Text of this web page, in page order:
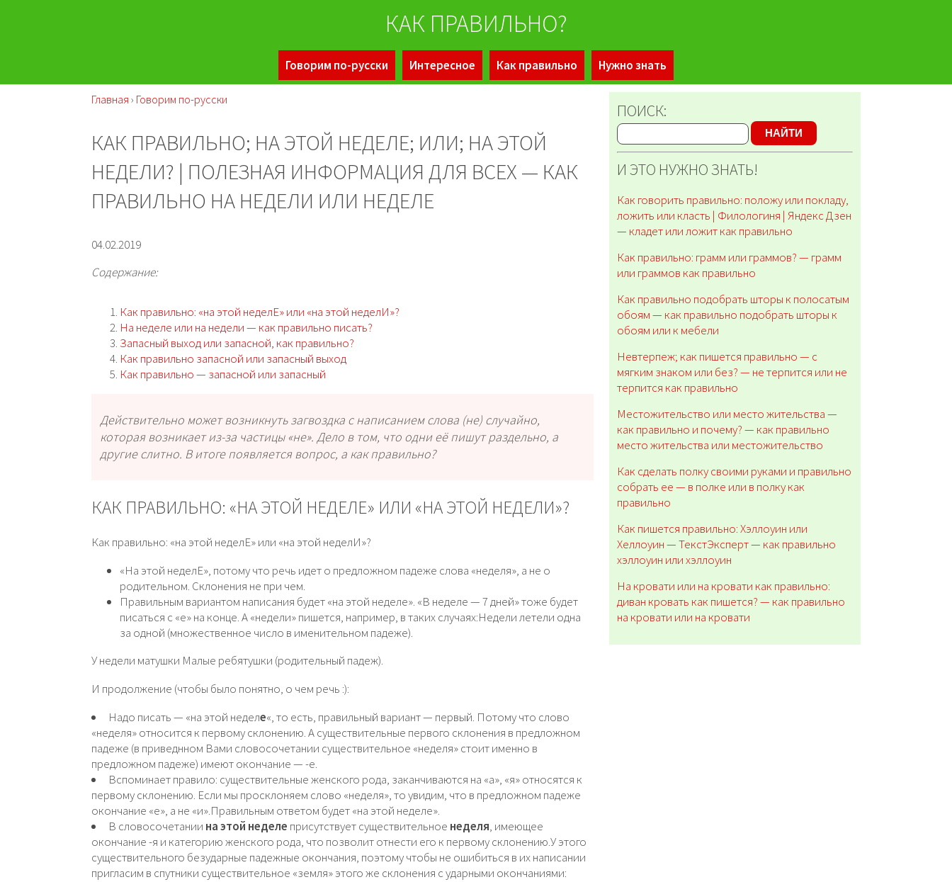
КАК ПРАВИЛЬНО?
Говорим по-русски Интересное Как правильно Нужно знать
Главная › Говорим по-русски
КАК ПРАВИЛЬНО; НА ЭТОЙ НЕДЕЛЕ; ИЛИ; НА ЭТОЙ
НЕДЕЛИ? | ПОЛЕЗНАЯ ИНФОРМАЦИЯ ДЛЯ ВСЕХ — КАК
ПРАВИЛЬНО НА НЕДЕЛИ ИЛИ НЕДЕЛЕ
04.02.2019
Содержание:
Как правильно: «на этой неделЕ» или «на этой неделИ»?
На неделе или на недели — как правильно писать?
Запасный выход или запасной, как правильно?
Как правильно запасной или запасный выход
Как правильно — запасной или запасный
Действительно может возникнуть загвоздка с написанием слова (не) случайно,
которая возникает из-за частицы «не». Дело в том, что одни её пишут раздельно, а
другие слитно. В итоге появляется вопрос, а как правильно?
КАК ПРАВИЛЬНО: «НА ЭТОЙ НЕДЕЛЕ» ИЛИ «НА ЭТОЙ НЕДЕЛИ»?
Как правильно: «на этой неделЕ» или «на этой неделИ»?
«На этой неделЕ», потому что речь идет о предложном падеже слова «неделя», а не о
родительном. Склонения не при чем.
Правильным вариантом написания будет «на этой неделе». «В неделе — 7 дней» тоже будет
писаться с «е» на конце. А «недели» пишется, например, в таких случаях:Недели летели одна
за одной (множественное число в именительном падеже).
У недели матушки Малые ребятушки (родительный падеж).
И продолжение (чтобы было понятно, о чем речь :):
Надо писать — «на этой неделе«, то есть, правильный вариант — первый. Потому что слово
«неделя» относится к первому склонению. А существительные первого склонения в предложном
падеже (в приведнном Вами словосочетании существительное «неделя» стоит именно в
предложном падеже) имеют окончание — -е.
Вспоминает правило: существительные женского рода, заканчиваются на «а», «я» относятся к
первому склонению. Если мы просклоняем слово «неделя», то увидим, что в предложном падеже
окончание «е», а не «и».Правильным ответом будет «на этой неделе».
В словосочетании на этой неделе присутствует существительное неделя, имеющее
окончание -я и категорию женского рода, что позволит отнести его к первому склонению.У этого
существительного безударные падежные окончания, поэтому чтобы не ошибиться в их написании
пригласим в спутники существительное «земля» этого же склонения с ударными окончаниями:
ПОИСК:
НАЙТИ
И ЭТО НУЖНО ЗНАТЬ!
Как говорить правильно: положу или покладу,
ложить или класть | Филологиня | Яндекс Дзен
— кладет или ложит как правильно
Как правильно: грамм или граммов? — грамм
или граммов как правильно
Как правильно подобрать шторы к полосатым
обоям — как правильно подобрать шторы к
обоям или к мебели
Невтерпеж; как пишется правильно — с
мягким знаком или без? — не терпится или не
терпится как правильно
Местожительство или место жительства —
как правильно и почему? — как правильно
место жительства или местожительство
Как сделать полку своими руками и правильно
собрать ее — в полке или в полку как
правильно
Как пишется правильно: Хэллоуин или
Хеллоуин — ТекстЭксперт — как правильно
хэллоуин или хэллоуин
На кровати или на кровати как правильно:
диван кровать как пишется? — как правильно
на кровати или на кровати